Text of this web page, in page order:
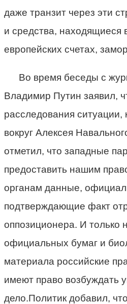
даже транзит через эти
и средства, находящиеся
европейских счетах,
Во время беседы с
Владимир Путин заявил,
расследования ситуации,
вокруг Алексея
отметил, что западные
предоставить нашим
органам данные,
подтверждающие факт
оппозиционера. И только
официальных бумаг и
материала российские
имеют право возбуждать
дело.Политик добавил,